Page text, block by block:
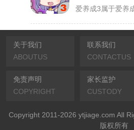
关于我们
ABOUTUS
联系我们
CONTACTUS
免责声明
COPYRIGHT
家长监护
CUSTODY
Copyright 2011-2026 ytjiage.com All
版权所有